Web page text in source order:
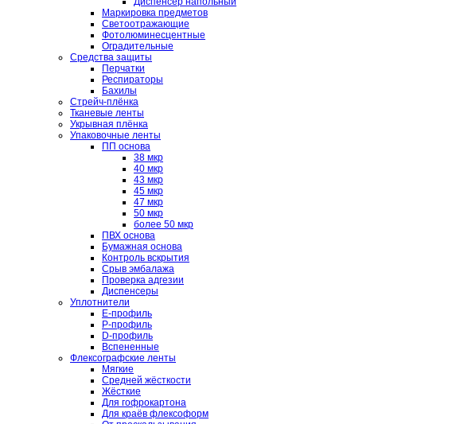
Маркировка предметов
Светоотражающие
Фотолюминесцентные
Оградительные
Средства защиты
Перчатки
Респираторы
Бахилы
Стрейч-плёнка
Тканевые ленты
Укрывная плёнка
Упаковочные ленты
ПП основа
38 мкр
40 мкр
43 мкр
45 мкр
47 мкр
50 мкр
более 50 мкр
ПВХ основа
Бумажная основа
Контроль вскрытия
Срыв эмбалажа
Проверка адгезии
Диспенсеры
Уплотнители
E-профиль
P-профиль
D-профиль
Вспененные
Флексографские ленты
Мягкие
Средней жёсткости
Жёсткие
Для гофрокартона
Для краёв флексоформ